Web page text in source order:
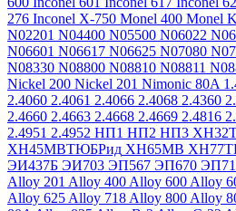
276 Inconel X-750 Monel 400 Monel
N02201 N04400 N05500 N06022
N06601 N06617 N06625 N07080
N08330 N08800 N08810 N08811
Nickel 200 Nickel 201 Nimonic 80A
2.4060 2.4061 2.4066 2.4068 2.4360
2.4660 2.4663 2.4668 2.4669 2.4816
2.4951 2.4952 НП1 НП2 НП3
ХН45МВТЮБРид ХН65МВ
ЭИ437Б ЭИ703 ЭП567 ЭП670
Alloy 201 Alloy 400 Alloy 600 Alloy
Alloy 625 Alloy 718 Alloy 800 Alloy